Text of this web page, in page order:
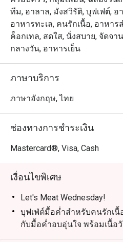
เชิญชวนคนรักเนื้อทุกท่านมาสั
วัวพรีเมียมจากออสเตรเลียย่าง
เมนูอินเดียรสจัดจ้าน และซูชิ &
890 บาท ร่วมแชร์ประสบการณ์
เวลา: 18:00 – 22:00 | ราคา:
เด็กอายุ 4–12 ปี: ลด 50% | เด็กอ
ยกระดับสุดสัปดาห์ของคุณกับบุ
รวมถึงถาดซีฟู้ดออนไอซ์ เช่น กั้
เข้าฝรั่งเศส กุ้งแม่น้ำ และซาชิ
ให้ลิ้มลอง
เวลา: 18:00 – 22:00 | ราคา:
เด็กอายุ 4–12 ปี: ลด 50% | เด็ก
สถานที่: ห้องอาหาร Bubbles,
Patong Resort and Villas
ทีม, ฮาลาล, มังสวิรัติ, บุฟเฟต์,
อาหารทะเล, คนรักเนื้อ, อาหาร
ค็อกเทล, สดใส, นั่งสบาย, จัดจา
กลางวัน, อาหารเย็น
ภาษาบริการ
ภาษาอังกฤษ, ไทย
ช่องทางการชำระเงิน
Mastercard®, Visa, Cash
เงื่อนไขพิเศษ
Let's Meat Wednesday!
บุฟเฟ่ต์มื้อค่ำสำหรับคนรักเ
กับมื้อค่ำอบอุ่นใจ พร้อมเนื้อวั
ย่างอย่างพิถีพิถัน, ซีฟู้ดสดให